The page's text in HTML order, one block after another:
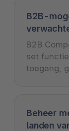
B2B-
B2B
set
toegang,
Beheer
landen